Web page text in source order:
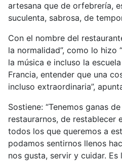
artesana que de orfebrería,
suculenta, sabrosa, de
Con el nombre del
la normalidad”, como lo hizo
la música e incluso la
Francia, entender que una
incluso extraordinaria”,
Sostiene: “Tenemos ganas
restaurarnos, de restablecer
todos los que queremos a
podamos sentirnos llenos
nos gusta, servir y cuidar. Es